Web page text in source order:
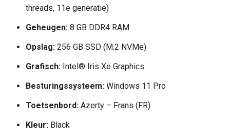
threads, 11e generatie)
Geheugen: 8 GB DDR4 RAM
Opslag: 256 GB SSD (M.2 NVMe)
Grafisch: Intel® Iris Xe Graphics
Besturingssysteem: Windows 11 Pro
Toetsenbord: Azerty – Frans (FR)
Kleur: Black